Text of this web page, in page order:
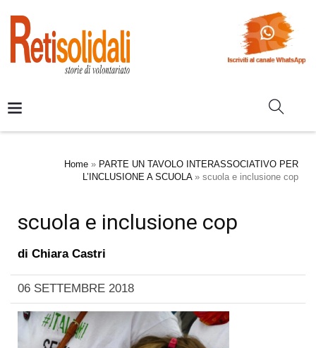
Home » PARTE UN TAVOLO INTERASSOCIATIVO PER
L’INCLUSIONE A SCUOLA» scuola e inclusione cop
scuola e inclusione cop
di Chiara Castri
06 SETTEMBRE 2018